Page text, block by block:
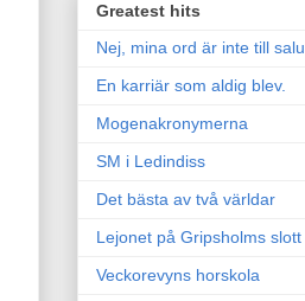
Greatest hits
Nej, mina ord är inte till salu.
En karriär som aldig blev.
Mogenakronymerna
SM i Ledindiss
Det bästa av två världar
Lejonet på Gripsholms slott
Veckorevyns horskola